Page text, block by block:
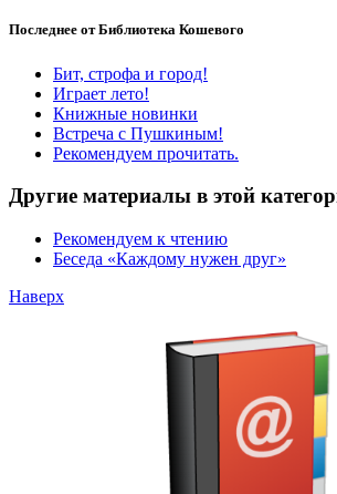
Последнее от Библиотека Кошевого
Бит, строфа и город!
Играет лето!
Книжные новинки
Встреча с Пушкиным!
Рекомендуем прочитать.
Другие материалы в этой
Рекомендуем к чтению
Беседа «Каждому нужен друг»
Наверх